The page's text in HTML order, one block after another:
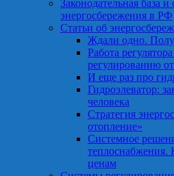
Законодательная база
энергосбережения в РФ
Статьи об
Ждали одно.
Работа
регулированию
И еще раз про
Гидроэлеватор:
человека
Стратегия
отопление»
Системное
теплоснабжения.
ценам